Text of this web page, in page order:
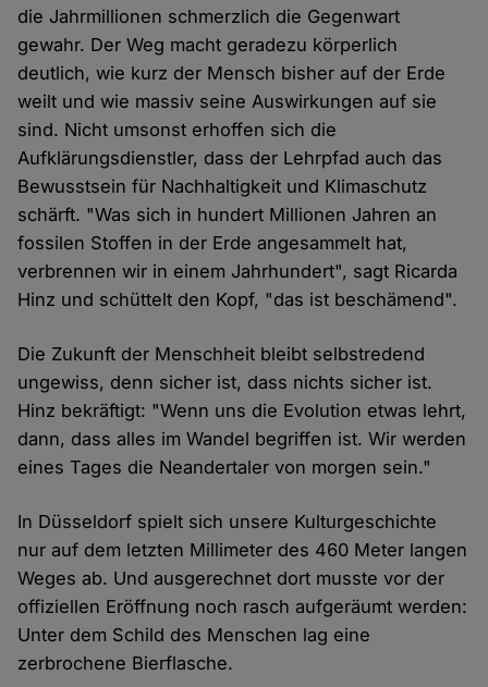
die Jahrmillionen schmerzlich die Gegenwart
gewahr. Der Weg macht geradezu körperlich
deutlich, wie kurz der Mensch bisher auf der Erde
weilt und wie massiv seine Auswirkungen auf sie
sind. Nicht umsonst erhoffen sich die
Aufklärungsdienstler, dass der Lehrpfad auch das
Bewusstsein für Nachhaltigkeit und Klimaschutz
schärft. "Was sich in hundert Millionen Jahren an
fossilen Stoffen in der Erde angesammelt hat,
verbrennen wir in einem Jahrhundert", sagt Ricarda
Hinz und schüttelt den Kopf, "das ist beschämend".
Die Zukunft der Menschheit bleibt selbstredend
ungewiss, denn sicher ist, dass nichts sicher ist.
Hinz bekräftigt: "Wenn uns die Evolution etwas lehrt,
dann, dass alles im Wandel begriffen ist. Wir werden
eines Tages die Neandertaler von morgen sein."
In Düsseldorf spielt sich unsere Kulturgeschichte
nur auf dem letzten Millimeter des 460 Meter langen
Weges ab. Und ausgerechnet dort musste vor der
offiziellen Eröffnung noch rasch aufgeräumt werden:
Unter dem Schild des Menschen lag eine
zerbrochene Bierflasche.